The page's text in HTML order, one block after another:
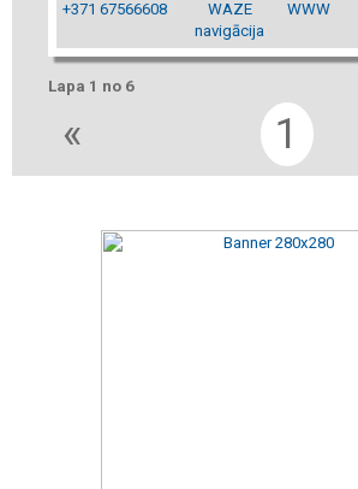
+371 67566608
WAZE
navigācija
WWW
Lapa 1 no 6
« 1